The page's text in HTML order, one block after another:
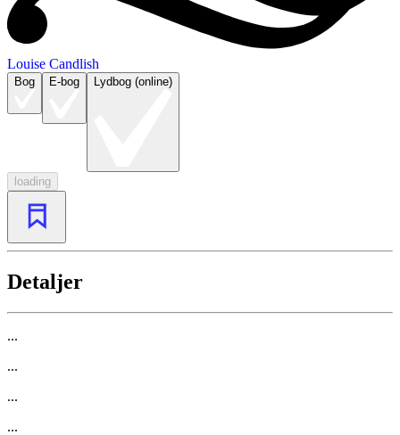
Louise Candlish
Bog E-bog Lydbog (online)
loading
Detaljer
...
...
...
...